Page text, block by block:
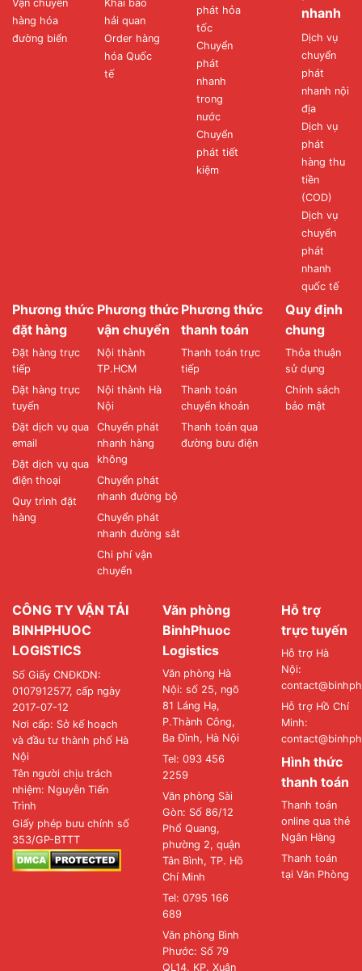
Vận chuyển
hàng hóa
đường biển
Khai báo
hải quan
Order hàng
hóa Quốc
tế
phát hỏa
tốc
Chuyển
phát
nhanh
trong
nước
Chuyển
phát tiết
kiệm
nhanh
Dịch vụ
chuyển
phát
nhanh nội
địa
Dịch vụ
phát
hàng thu
tiền
(COD)
Dịch vụ
chuyển
phát
nhanh
quốc tế
Phương thức
đặt hàng
Đặt hàng trực
tiếp
Đặt hàng trực
tuyến
Đặt dịch vụ qua
email
Đặt dịch vụ qua
điện thoại
Quy trình đặt
hàng
Phương thức
vận chuyển
Nội thành
TP.HCM
Nội thành Hà
Nội
Chuyển phát
nhanh hàng
không
Chuyển phát
nhanh đường bộ
Chuyển phát
nhanh đường sắt
Chi phí vận
chuyển
Phương thức
thanh toán
Thanh toán trực
tiếp
Thanh toán
chuyển khoản
Thanh toán qua
đường bưu điện
Quy định
chung
Thỏa thuận
sử dụng
Chính sách
bảo mật
CÔNG TY VẬN TẢI
BINHPHUOC
LOGISTICS
Số Giấy CNĐKDN:
0107912577, cấp ngày
2017-07-12
Nơi cấp: Sở kế hoạch
và đầu tư thành phố Hà
Nội
Tên người chịu trách
nhiệm: Nguyễn Tiến
Trình
Giấy phép bưu chính số
353/GP-BTTT
Văn phòng
BinhPhuoc
Logistics
Văn phòng Hà
Nội: số 25, ngõ
81 Láng Hạ,
P.Thành Công,
Ba Đình, Hà Nội
Tel: 093 456
2259
Văn phòng Sài
Gòn: Số 86/12
Phổ Quang,
phường 2, quận
Tân Bình, TP. Hồ
Chí Minh
Tel: 0795 166
689
Văn phòng Bình
Phước: Số 79
QL14, KP. Xuân
Hỗ trợ
trực tuyến
Hỗ trợ Hà
Nội:
Hỗ trợ Hồ Chí
Minh:
Hình thức
thanh toán
Thanh toán
online qua thẻ
Ngân Hàng
Thanh toán
tại Văn Phòng